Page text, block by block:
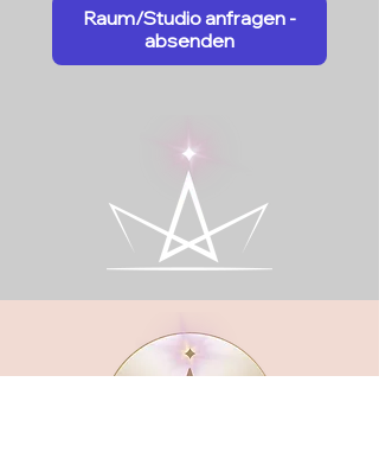
Raum/Studio anfragen -
absenden